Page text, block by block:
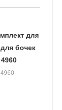
для
бочек